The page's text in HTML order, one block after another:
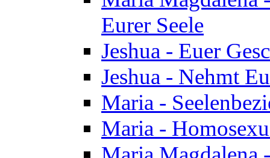
Eurer Seele
Jeshua - Euer
Jeshua - Nehmt
Maria -
Maria -